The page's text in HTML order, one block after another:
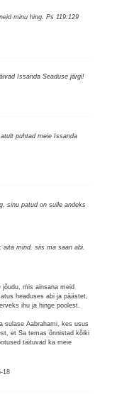
minu hing. Ps 119:129
Issanda Seaduse järgi!
puhtad meie Issanda
sinu patud on sulle andeks
mind, siis ma saan abi.
mis ainsana meid
headuses abi ja päästet,
ihu ja hinge poolest.
sulase Aabrahami, kes usus
et Sa temas õnnistad kõiki
täituvad ka meie
18